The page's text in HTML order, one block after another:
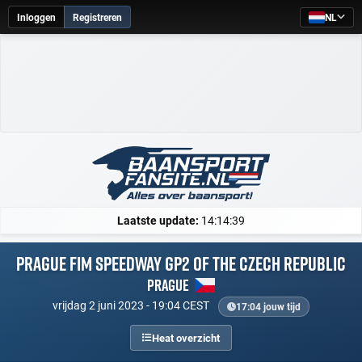
Inloggen Registreren NL
Laatste update: 14:14:39
Prague FIM Speedway GP2 of the Czech Republic
Prague
vrijdag 2 juni 2023 - 19:04 CEST 17:04 jouw tijd
Heat overzicht